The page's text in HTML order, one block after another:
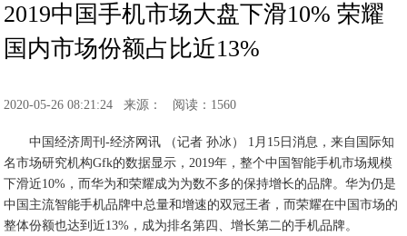
2019中国手机市场大盘下滑10% 荣耀
国内市场份额占比近13%
2020-05-26 08:21:24 来源： 阅读：1560
中国经济周刊-经济网讯 （记者 孙冰） 1月15日消息，来自国际知
名市场研究机构Gfk的数据显示，2019年，整个中国智能手机市场规模
下滑近10%，而华为和荣耀成为为数不多的保持增长的品牌。华为仍是
中国主流智能手机品牌中总量和增速的双冠王者，而荣耀在中国市场的
整体份额也达到近13%，成为排名第四、增长第二的手机品牌。